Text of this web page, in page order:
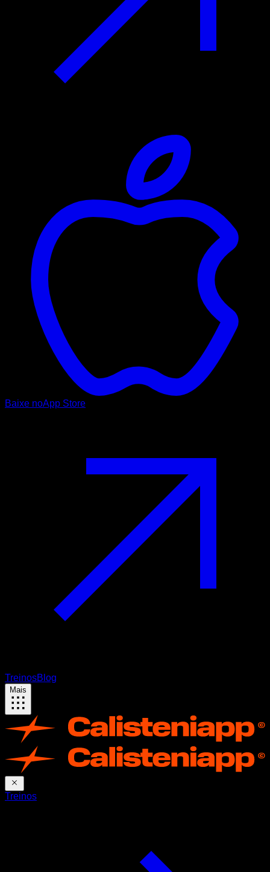
Baixe noApp Store
TreinosBlog
Mais
Treinos